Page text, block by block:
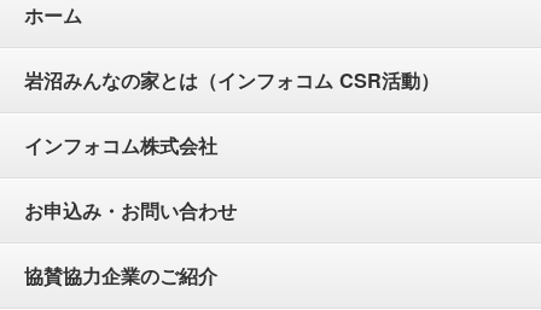
ホーム
岩沼みんなの家とは（インフォコム CSR活動）
インフォコム株式会社
お申込み・お問い合わせ
協賛協力企業のご紹介